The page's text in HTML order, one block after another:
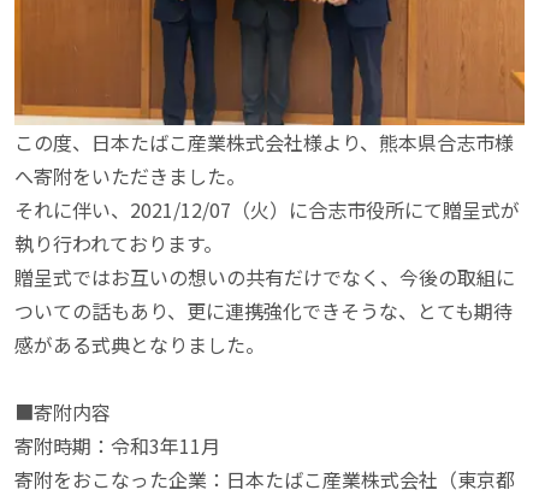
この度、日本たばこ産業株式会社様より、熊本県合志市様
へ寄附をいただきました。
それに伴い、2021/12/07（火）に合志市役所にて贈呈式が
執り行われております。
贈呈式ではお互いの想いの共有だけでなく、今後の取組に
ついての話もあり、更に連携強化できそうな、とても期待
感がある式典となりました。
■寄附内容
寄附時期：令和3年11月
寄附をおこなった企業：日本たばこ産業株式会社（東京都